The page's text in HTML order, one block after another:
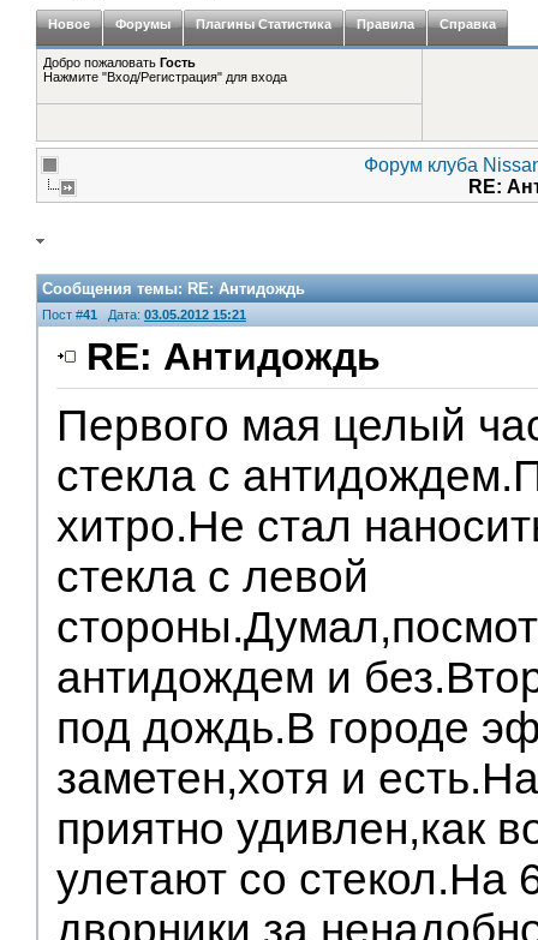
Новое Форумы Плагины Статистика Правила Справка
Добро пожаловать Гость
Нажмите "Вход/Регистрация" для входа
Форум клуба
RE:
Сообщения темы:RE: Антидождь
Пост #41 Дата: 03.05.2012 15:21
RE: Антидождь
Первого мая целый
стекла с
хитро.Не стал
стекла с левой
антидождем и
под дождь.В городе
заметен,хотя и
приятно удивлен,как
улетают со стекол.На
дворники за